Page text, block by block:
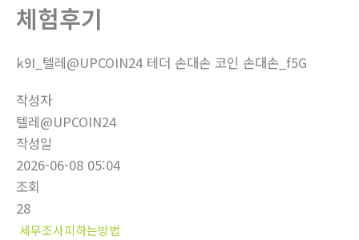
체험후기
k9I_텔레@UPCOIN24 테더 손대손 코인 손대손_f5G
작성자
텔레@UPCOIN24
작성일
2026-06-08 05:04
조회
28
세무조사피하는방법